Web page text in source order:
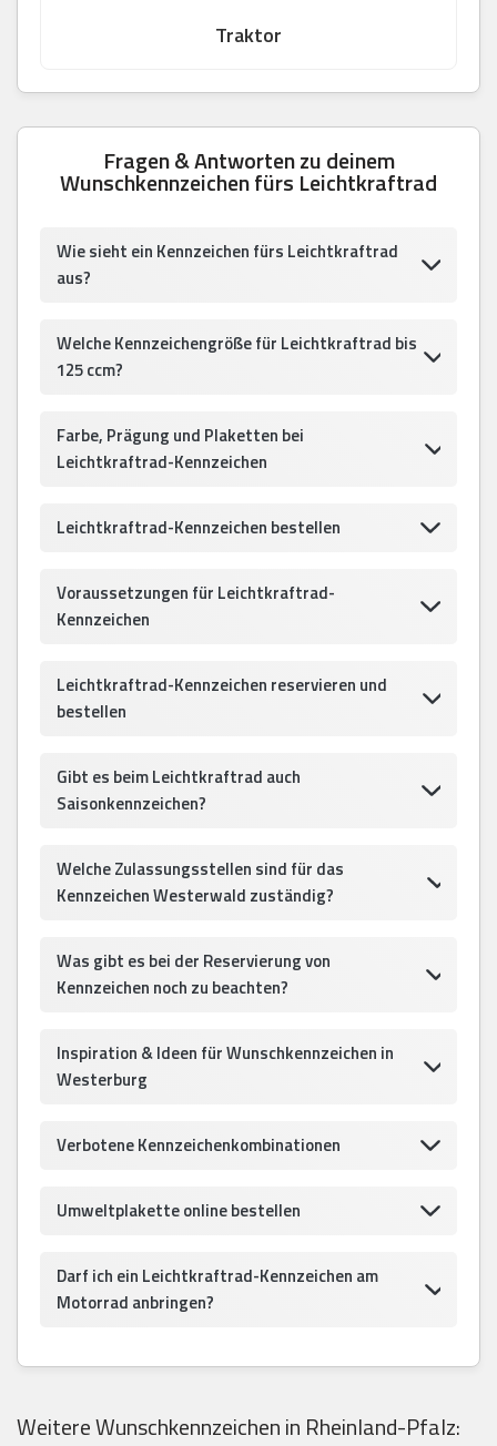
Traktor
Fragen & Antworten zu deinem
Wunschkennzeichen fürs Leichtkraftrad
Wie sieht ein Kennzeichen fürs Leichtkraftrad
aus?
Welche Kennzeichengröße für Leichtkraftrad bis
125 ccm?
Farbe, Prägung und Plaketten bei
Leichtkraftrad-Kennzeichen
Leichtkraftrad-Kennzeichen bestellen
Voraussetzungen für Leichtkraftrad-
Kennzeichen
Leichtkraftrad-Kennzeichen reservieren und
bestellen
Gibt es beim Leichtkraftrad auch
Saisonkennzeichen?
Welche Zulassungsstellen sind für das
Kennzeichen Westerwald zuständig?
Was gibt es bei der Reservierung von
Kennzeichen noch zu beachten?
Inspiration & Ideen für Wunschkennzeichen in
Westerburg
Verbotene Kennzeichenkombinationen
Umweltplakette online bestellen
Darf ich ein Leichtkraftrad-Kennzeichen am
Motorrad anbringen?
Weitere Wunschkennzeichen in Rheinland-Pfalz: